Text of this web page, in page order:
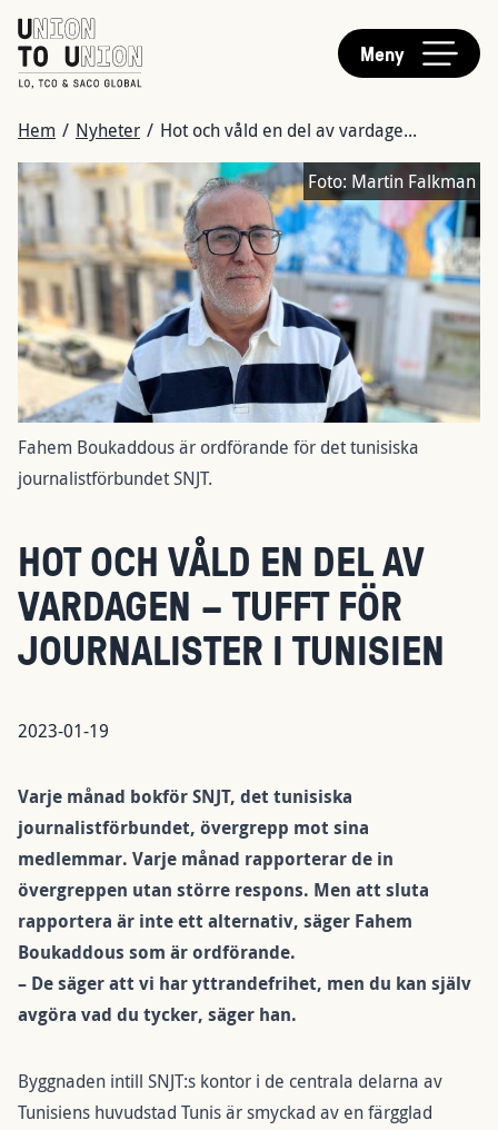
Hoppa
till
huvudinnehåll
Meny
LÄNKSTIG
Hem / Nyheter / Hot och våld en del av vardage...
Bild
Fahem Boukaddous är ordförande för det tunisiska
journalistförbundet SNJT.
Foto: Martin Falkman
HOT OCH VÅLD EN DEL AV
VARDAGEN – TUFFT FÖR
JOURNALISTER I TUNISIEN
2023-01-19
Varje månad bokför SNJT, det tunisiska
journalistförbundet, övergrepp mot sina
medlemmar. Varje månad rapporterar de in
övergreppen utan större respons. Men att sluta
rapportera är inte ett alternativ, säger Fahem
Boukaddous som är ordförande.
– De säger att vi har yttrandefrihet, men du kan själv
avgöra vad du tycker, säger han.
Byggnaden intill SNJT:s kontor i de centrala delarna av
Tunisiens huvudstad Tunis är smyckad av en färgglad